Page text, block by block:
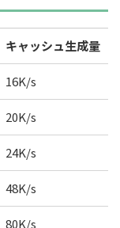
キャッシュ生成量
16K/s
20K/s
24K/s
48K/s
80K/s